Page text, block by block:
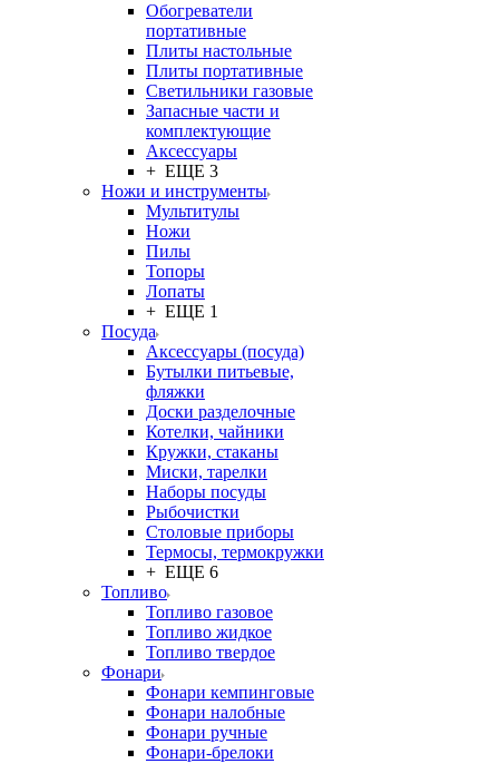
Обогреватели
портативные
Плиты настольные
Плиты портативные
Светильники газовые
Запасные части и
комплектующие
Аксессуары
+ ЕЩЕ 3
Ножи и инструменты
Мультитулы
Ножи
Пилы
Топоры
Лопаты
+ ЕЩЕ 1
Посуда
Аксессуары (посуда)
Бутылки питьевые,
фляжки
Доски разделочные
Котелки, чайники
Кружки, стаканы
Миски, тарелки
Наборы посуды
Рыбочистки
Столовые приборы
Термосы, термокружки
+ ЕЩЕ 6
Топливо
Топливо газовое
Топливо жидкое
Топливо твердое
Фонари
Фонари кемпинговые
Фонари налобные
Фонари ручные
Фонари-брелоки